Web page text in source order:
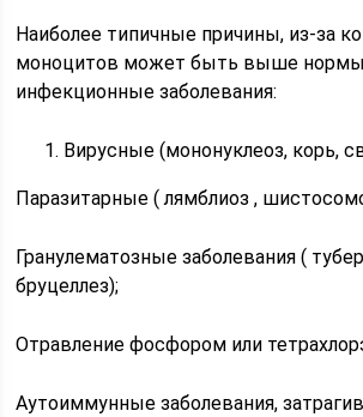
Наиболее типичные причины, из-за
моноцитов может быть выше
инфекционные заболевания:
Вирусные (мононуклеоз, корь,
Паразитарные ( лямблиоз ,
Гранулематозные заболевания (
бруцеллез);
Отравление фосфором или
Аутоиммунные заболевания,